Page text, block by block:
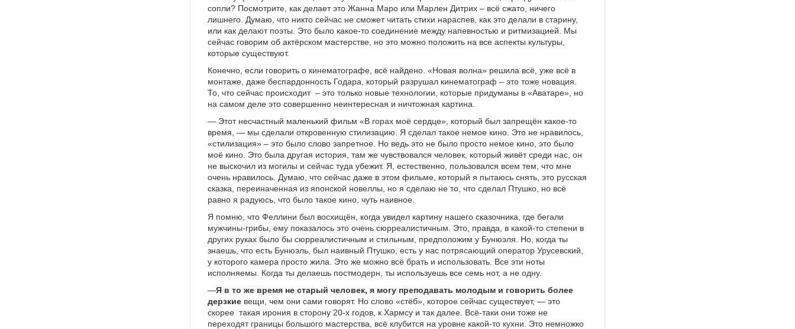
сопли? Посмотрите, как делает это Жанна Маро или Марлен Дитрих – всё сжато, ничего
лишнего. Думаю, что никто сейчас не сможет читать стихи нараспев, как это делали в старину,
или как делают поэты. Это было какое-то соединение между напевностью и ритмизацией. Мы
сейчас говорим об актёрском мастерстве, но это можно положить на все аспекты культуры,
которые существуют.
Конечно, если говорить о кинематографе, всё найдено. «Новая волна» решила всё, уже всё в
монтаже, даже беспардонность Годара, который разрушал кинематограф – это тоже новация.
То, что сейчас происходит – это только новые технологии, которые придуманы в «Аватаре», но
на самом деле это совершенно неинтересная и ничтожная картина.
— Этот несчастный маленький фильм «В горах моё сердце», который был запрещён какое-то
время, — мы сделали откровенную стилизацию. Я сделал такое немое кино. Это не нравилось,
«стилизация» – это было слово запретное. Но ведь это не было просто немое кино, это было
моё кино. Это была другая история, там же чувствовался человек, который живёт среди нас, он
не выскочил из могилы и сейчас туда убежит. Я, естественно, пользовался всем тем, что мне
очень нравилось. Думаю, что сейчас даже в этом фильме, который я пытаюсь снять, это русская
сказка, переиначенная из японской новеллы, но я сделаю не то, что сделал Птушко, но всё
равно я радуюсь, что было такое кино, чуть наивное.
Я помню, что Феллини был восхищён, когда увидел картину нашего сказочника, где бегали
мужчины-грибы, ему показалось это очень сюрреалистичным. Это, правда, в какой-то степени в
других руках было бы сюрреалистичным и стильным, предположим у Бунюэля. Но, когда ты
знаешь, что есть Бунюэль, был наивный Птушко, есть у нас потрясающий оператор Урусевский,
у которого камера просто жила. Это же можно всё брать и использовать. Все эти ноты
исполняемы. Когда ты делаешь постмодерн, ты используешь все семь нот, а не одну.
—Я в то же время не старый человек, я могу преподавать молодым и говорить более
дерзкие вещи, чем они сами говорят. Но слово «стёб», которое сейчас существует, — это
скорее такая ирония в сторону 20-х годов, к Хармсу и так далее. Всё-таки они тоже не
переходят границы большого мастерства, всё клубится на уровне какой-то кухни. Это немножко